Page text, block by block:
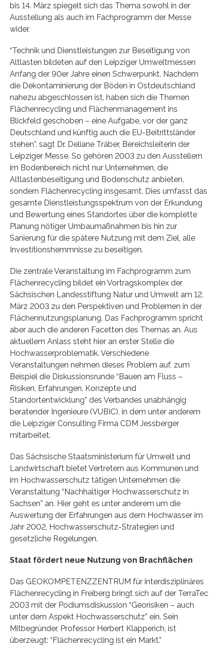
bis 14. März spiegelt sich das Thema sowohl in der
Ausstellung als auch im Fachprogramm der Messe
wider.
“Technik und Dienstleistungen zur Beseitigung von
Altlasten bildeten auf den Leipziger Umweltmessen
Anfang der 90er Jahre einen Schwerpunkt. Nachdem
die Dekontaminierung der Böden in Ostdeutschland
nahezu abgeschlossen ist, haben sich die Themen
Flächenrecycling und Flächenmanagement ins
Blickfeld geschoben – eine Aufgabe, vor der ganz
Deutschland und künftig auch die EU-Beitrittsländer
stehen”, sagt Dr. Deliane Träber, Bereichsleiterin der
Leipziger Messe. So gehören 2003 zu den Ausstellern
im Bodenbereich nicht nur Unternehmen, die
Altlastenbeseitigung und Bodenschutz anbieten,
sondern Flächenrecycling insgesamt. Dies umfasst das
gesamte Dienstleistungsspektrum von der Erkundung
und Bewertung eines Standortes über die komplette
Planung nötiger Umbaumaßnahmen bis hin zur
Sanierung für die spätere Nutzung mit dem Ziel, alle
Investitionshemmnisse zu beseitigen.
Die zentrale Veranstaltung im Fachprogramm zum
Flächenrecycling bildet ein Vortragskomplex der
Sächsischen Landesstiftung Natur und Umwelt am 12.
März 2003 zu den Perspektiven und Problemen in der
Flächennutzungsplanung. Das Fachprogramm spricht
aber auch die anderen Facetten des Themas an. Aus
aktuellem Anlass steht hier an erster Stelle die
Hochwasserproblematik. Verschiedene
Veranstaltungen nehmen dieses Problem auf, zum
Beispiel die Diskussionsrunde “Bauen am Fluss –
Risiken, Erfahrungen, Konzepte und
Standortentwicklung” des Verbandes unabhängig
beratender Ingenieure (VUBIC), in dem unter anderem
die Leipziger Consulting Firma CDM Jessberger
mitarbeitet.
Das Sächsische Staatsministerium für Umwelt und
Landwirtschaft bietet Vertretern aus Kommunen und
im Hochwasserschutz tätigen Unternehmen die
Veranstaltung “Nachhaltiger Hochwasserschutz in
Sachsen” an. Hier geht es unter anderem um die
Auswertung der Erfahrungen aus dem Hochwasser im
Jahr 2002, Hochwasserschutz-Strategien und
gesetzliche Regelungen.
Staat fördert neue Nutzung von Brachflächen
Das GEOKOMPETENZZENTRUM für interdisziplinäres
Flächenrecycling in Freiberg bringt sich auf der TerraTec
2003 mit der Podiumsdiskussion “Georisiken – auch
unter dem Aspekt Hochwasserschutz” ein. Sein
Mitbegründer, Professor Herbert Klapperich, ist
überzeugt: “Flächenrecycling ist ein Markt.”